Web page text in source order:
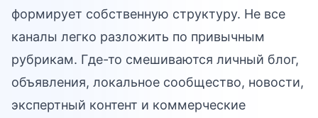
формирует собственную структуру. Не все
каналы легко разложить по привычным
рубрикам. Где-то смешиваются личный блог,
объявления, локальное сообщество, новости,
экспертный контент и коммерческие